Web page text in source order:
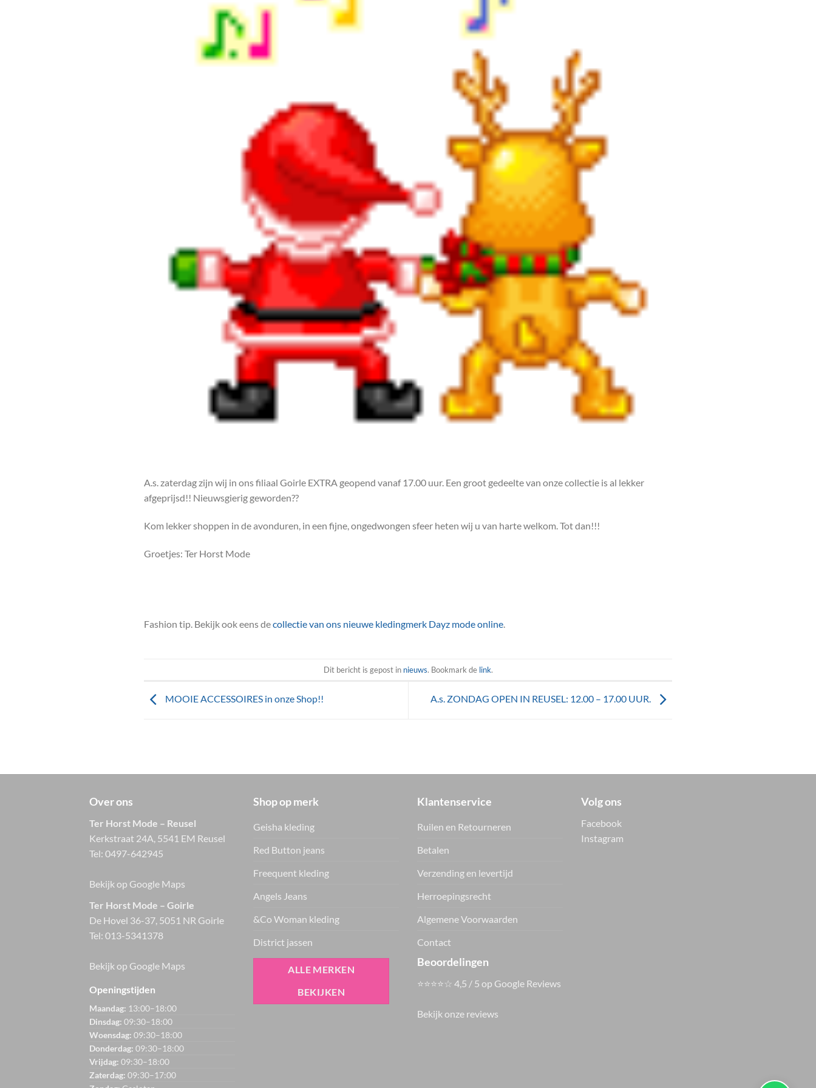
A.s. zaterdag zijn wij in ons filiaal Goirle EXTRA geopend vanaf 17.00 uur. Een groot gedeelte van onze collectie is al lekker
afgeprijsd!! Nieuwsgierig geworden??
Kom lekker shoppen in de avonduren, in een fijne, ongedwongen sfeer heten wij u van harte welkom. Tot dan!!!
Groetjes: Ter Horst Mode
Fashion tip. Bekijk ook eens decollectie van ons nieuwe kledingmerk Dayz mode online.
Dit bericht is gepost in nieuws. Bookmark de link.
MOOIE ACCESSOIRES in onze Shop!! A.s. ZONDAG OPEN IN REUSEL: 12.00 – 17.00 UUR.
Over ons
Ter Horst Mode – Reusel
Kerkstraat 24A, 5541 EM Reusel
Tel: 0497-642945
Bekijk op Google Maps
Ter Horst Mode – Goirle
De Hovel 36-37, 5051 NR Goirle
Tel: 013-5341378
Bekijk op Google Maps
Openingstijden
Maandag: 13:00–18:00
Dinsdag: 09:30–18:00
Woensdag: 09:30–18:00
Donderdag: 09:30–18:00
Vrijdag: 09:30–18:00
Zaterdag: 09:30–17:00
Shop op merk
Geisha kleding
Red Button jeans
Freequent kleding
Angels Jeans
&Co Woman kleding
District jassen
ALLE MERKEN
BEKIJKEN
Klantenservice
Ruilen en Retourneren
Betalen
Verzending en levertijd
Herroepingsrecht
Algemene Voorwaarden
Contact
Beoordelingen
⭐⭐⭐⭐☆ 4,5 / 5 op Google Reviews
Bekijk onze reviews
Volg ons
Facebook
Instagram